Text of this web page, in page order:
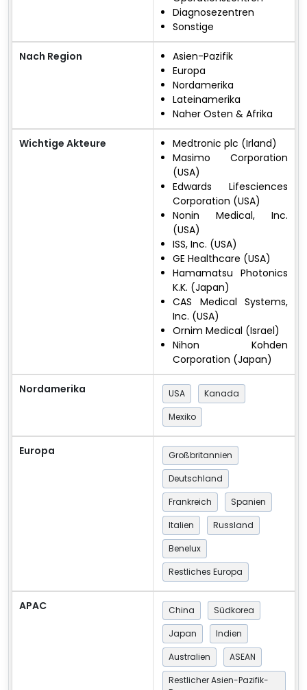
Diagnosezentren
Sonstige
Nach Region
Asien-Pazifik
Europa
Nordamerika
Lateinamerika
Naher Osten & Afrika
Wichtige Akteure
Medtronic plc (Irland)
Masimo Corporation
(USA)
Edwards Lifesciences
Corporation (USA)
Nonin Medical, Inc.
(USA)
ISS, Inc. (USA)
GE Healthcare (USA)
Hamamatsu Photonics
K.K. (Japan)
CAS Medical Systems,
Inc. (USA)
Ornim Medical (Israel)
Nihon Kohden
Corporation (Japan)
Nordamerika USA
Kanada
Mexiko
Europa
Großbritannien
Deutschland
Frankreich
Spanien
Italien
Russland
Benelux
Restliches Europa
APAC China
Südkorea
Japan
Indien
Australien
ASEAN
Restlicher Asien-Pazifik-